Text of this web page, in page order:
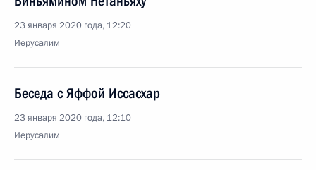
23 января 2020 года, 12:20
Иерусалим
Беседа с Яффой Иссасхар
23 января 2020 года, 12:10
Иерусалим